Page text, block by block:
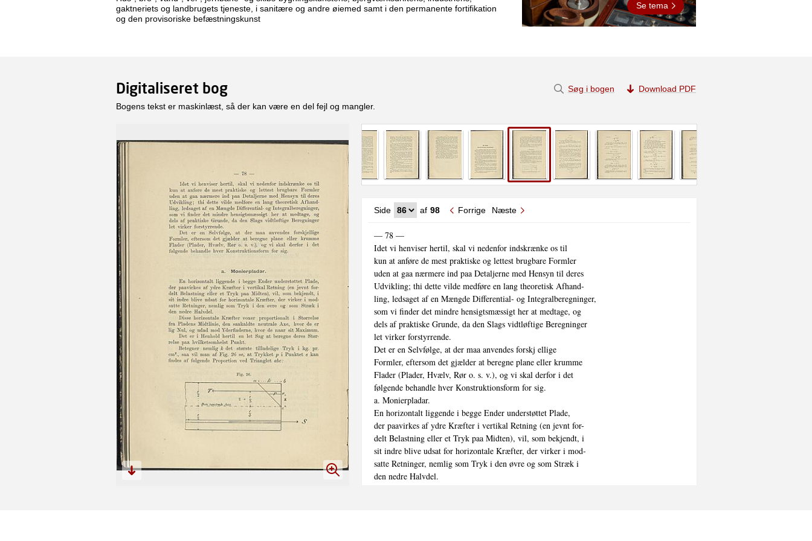
gaktneriets og landbrugets tjeneste, i sanitære og andre øiemed samt i den permanente fortifikation
og den provisoriske befæstningskunst
Se tema
Digitaliseret bog
Bogens tekst er maskinlæst, så der kan være en del fejl og mangler.
Side af 98 Forrige Næste
— 78 —
Idet vi henviser hertil, skal vi nedenfor indskrænke os til
kun at anføre de mest praktiske og lettest brugbare Formler
uden at gaa nærmere ind paa Detaljerne med Hensyn til deres
Udvikling; thi dette vilde medføre en lang theoretisk Afhand-
ling, ledsaget af en Mængde Differential- og Integralberegninger,
som vi finder det mindre hensigtsmæssigt her at medtage, og
dels af praktiske Grunde, da den Slags vidtløftige Beregninger
let virker forstyrrende.
Det er en Selvfølge, at der maa anvendes forskj ellige
Formler, eftersom det gjælder at beregne plane eller krumme
Flader (Plader, Hvælv, Rør o. s. v.), og vi skal derfor i det
følgende behandle hver Konstruktionsform for sig.
a. Monierpladar.
En horizontalt liggende i begge Ender understøttet Plade,
der paavirkes af ydre Kræfter i vertikal Retning (en jevnt for-
delt Belastning eller et Tryk paa Midten), vil, som bekjendt, i
sit indre blive udsat for horizontale Kræfter, der virker i mod-
satte Retninger, nemlig som Tryk i den øvre og som Stræk i
den nedre Halvdel.
Søg i bogen Download PDF